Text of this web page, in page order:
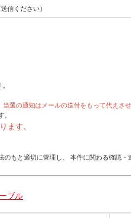
ください）
当選の通知はメールの送付をもって代えさ
ます。
もと適切に管理し、 本件に関わる確認
ブル